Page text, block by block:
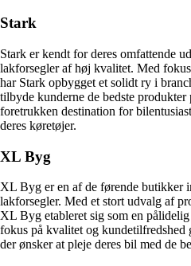
Stark
Stark er kendt for deres omfattende
lakforsegler af høj kvalitet. Med
har Stark opbygget et solidt ry i
tilbyde kunderne de bedste produkter
foretrukken destination for
deres køretøjer.
XL Byg
XL Byg er en af de førende butikker
lakforsegler. Med et stort udvalg af
XL Byg etableret sig som en
fokus på kvalitet og
der ønsker at pleje deres bil med de